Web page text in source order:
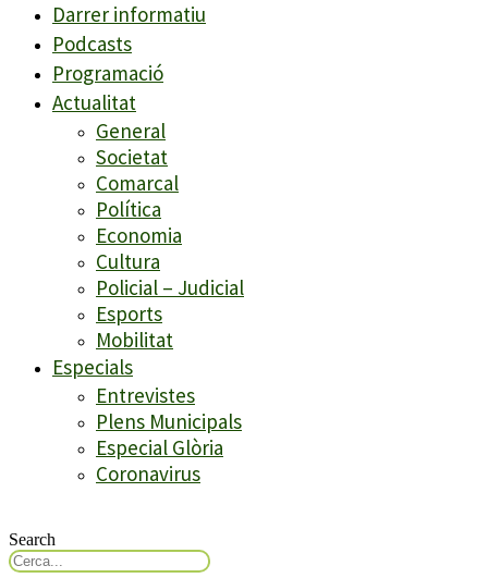
Darrer informatiu
Podcasts
Programació
Actualitat
General
Societat
Comarcal
Política
Economia
Cultura
Policial – Judicial
Esports
Mobilitat
Especials
Entrevistes
Plens Municipals
Especial Glòria
Coronavirus
Search